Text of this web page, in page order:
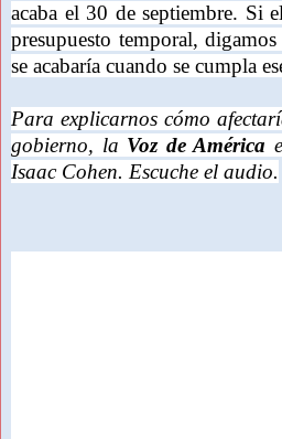
acaba el 30 de septiembre. Si
presupuesto temporal,
se acabaría cuando se cumpla
Para explicarnos cómo
gobierno, la Voz de América
Isaac Cohen. Escuche el audio.